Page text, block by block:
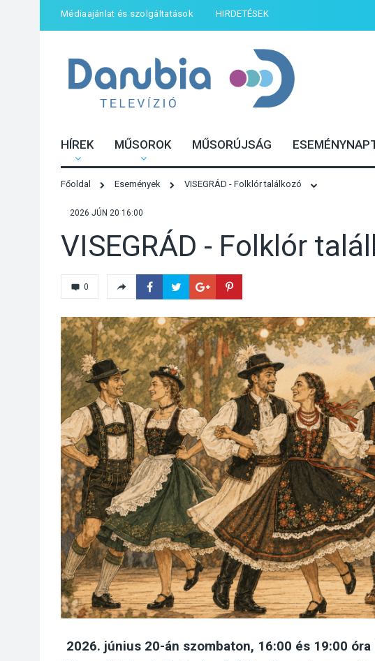
Médiaajánlat és szolgáltatások HIRDETÉSEK
HÍREK MŰSOROK MŰSORÚJSÁG
Főoldal Események VISEGRÁD - Folklór találkozó
2026 JÚN 20 16:00
VISEGRÁD - Folklór
0
2026. június 20-án szombaton, 16:00 és 19:00